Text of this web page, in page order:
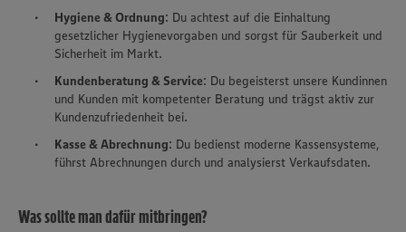
Hygiene & Ordnung: Du achtest auf die Einhaltung
gesetzlicher Hygienevorgaben und sorgst für Sauberkeit und
Sicherheit im Markt.
Kundenberatung & Service: Du begeisterst unsere Kundinnen
und Kunden mit kompetenter Beratung und trägst aktiv zur
Kundenzufriedenheit bei.
Kasse & Abrechnung: Du bedienst moderne Kassensysteme,
führst Abrechnungen durch und analysierst Verkaufsdaten.
Was sollte man dafür mitbringen?